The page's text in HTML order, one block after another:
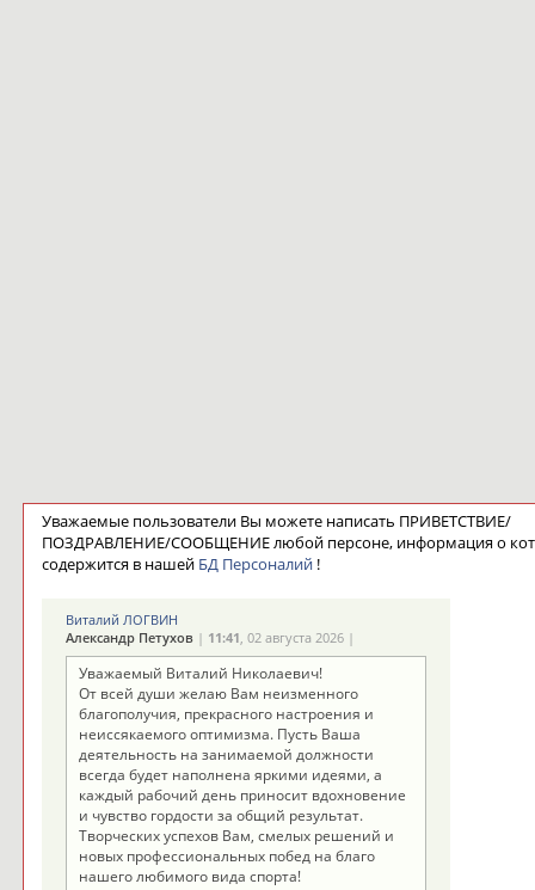
Уважаемые пользователи Вы можете написать ПРИВЕТСТВИЕ/
ПОЗДРАВЛЕНИЕ/СООБЩЕНИЕ любой персоне, информация о
содержится в нашей БД Персоналий!
Виталий ЛОГВИН
Александр Петухов| 11:41, 02 августа 2026 |
Уважаемый Виталий Николаевич!
От всей души желаю Вам неизменного
благополучия, прекрасного настроения и
неиссякаемого оптимизма. Пусть Ваша
деятельность на занимаемой должности
всегда будет наполнена яркими идеями, а
каждый рабочий день приносит вдохновение
и чувство гордости за общий результат.
Творческих успехов Вам, смелых решений и
новых профессиональных побед на благо
нашего любимого вида спорта!